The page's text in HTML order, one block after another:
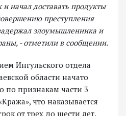
начал доставать продукты
преступления
злоумышленника и
- отметили в сообщении.
Ингульского отдела
области начато
по признакам части 3
что наказывается
от трех до шести лет.